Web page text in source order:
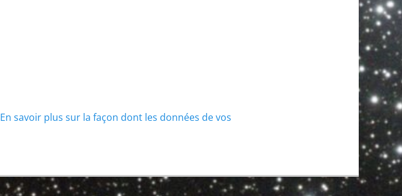
En savoir plus sur la façon dont les données de vos